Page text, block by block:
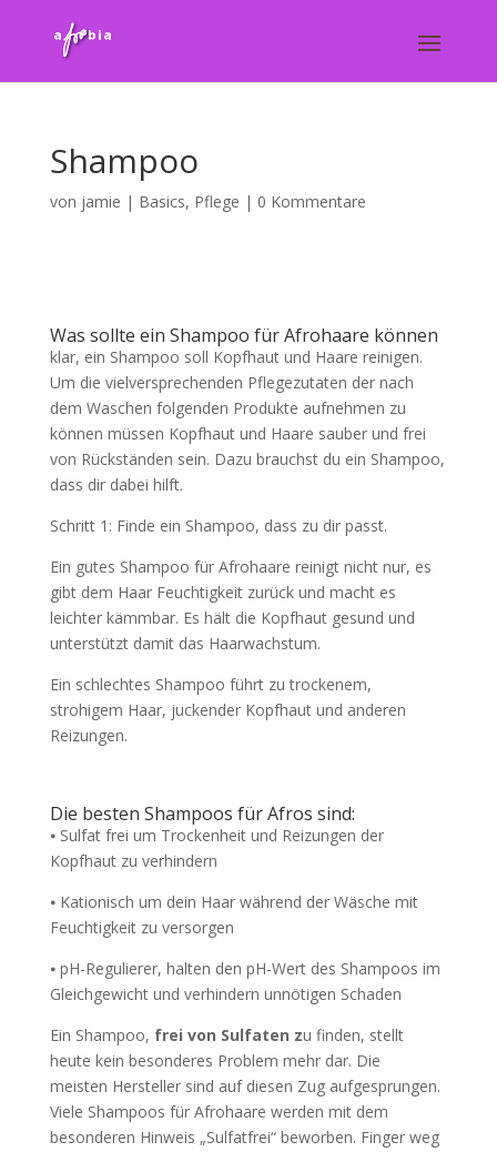
Shampoo
von jamie | Basics, Pflege | 0 Kommentare
Was sollte ein Shampoo für Afrohaare können
klar, ein Shampoo soll Kopfhaut und Haare reinigen.
Um die vielversprechenden Pflegezutaten der nach
dem Waschen folgenden Produkte aufnehmen zu
können müssen Kopfhaut und Haare sauber und frei
von Rückständen sein. Dazu brauchst du ein Shampoo,
dass dir dabei hilft.
Schritt 1: Finde ein Shampoo, dass zu dir passt.
Ein gutes Shampoo für Afrohaare reinigt nicht nur, es
gibt dem Haar Feuchtigkeit zurück und macht es
leichter kämmbar. Es hält die Kopfhaut gesund und
unterstützt damit das Haarwachstum.
Ein schlechtes Shampoo führt zu trockenem,
strohigem Haar, juckender Kopfhaut und anderen
Reizungen.
Die besten Shampoos für Afros sind:
⦁ Sulfat frei um Trockenheit und Reizungen der
Kopfhaut zu verhindern
⦁ Kationisch um dein Haar während der Wäsche mit
Feuchtigkeit zu versorgen
⦁ pH-Regulierer, halten den pH-Wert des Shampoos im
Gleichgewicht und verhindern unnötigen Schaden
Ein Shampoo, frei von Sulfaten zu finden, stellt
heute kein besonderes Problem mehr dar. Die
meisten Hersteller sind auf diesen Zug aufgesprungen.
Viele Shampoos für Afrohaare werden mit dem
besonderen Hinweis „Sulfatfrei“ beworben. Finger weg